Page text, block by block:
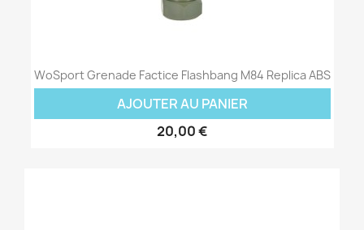
WoSport Grenade Factice Flashbang M84 Replica ABS
AJOUTER AU PANIER
20,00 €